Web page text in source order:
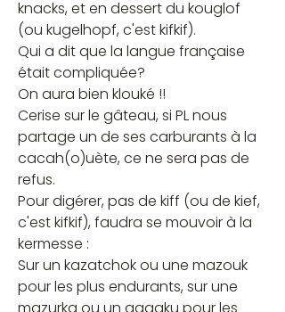
knacks, et en dessert du kouglof
(ou kugelhopf, c'est kifkif).
Qui a dit que la langue française
était compliquée?
On aura bien klouké !!
Cerise sur le gâteau, si PL nous
partage un de ses carburants à la
cacah(o)uète, ce ne sera pas de
refus.
Pour digérer, pas de kiff (ou de kief,
c'est kifkif), faudra se mouvoir à la
kermesse :
Sur un kazatchok ou une mazouk
pour les plus endurants, sur une